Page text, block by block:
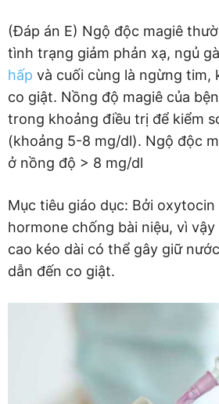
(Đáp án E) Ngộ độc magiê
tình trạng giảm phản xạ, ngủ
hấp và cuối cùng là ngừng tim,
co giật. Nồng độ magiê của
trong khoảng điều trị để kiểm
(khoảng 5-8 mg/dl). Ngộ độc
ở nồng độ > 8 mg/dl
Mục tiêu giáo dục: Bởi
hormone chống bài niệu, vì
cao kéo dài có thể gây giữ
dẫn đến co giật.